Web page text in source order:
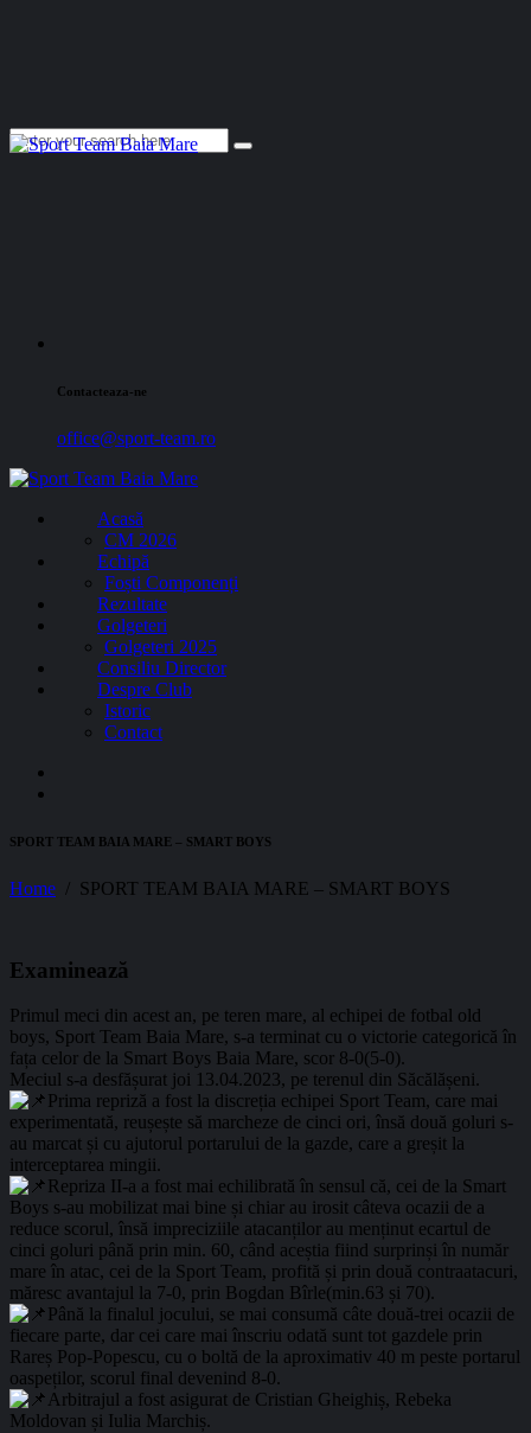
Contacteaza-ne
office@sport-team.ro
Acasă
CM 2026
Echipă
Foști Componenți
Rezultate
Golgeteri
Golgeteri 2025
Consiliu Director
Despre Club
Istoric
Contact
SPORT TEAM BAIA MARE – SMART BOYS
Home SPORT TEAM BAIA MARE – SMART BOYS
Examinează
Primul meci din acest an, pe teren mare, al echipei de fotbal old
boys, Sport Team Baia Mare, s-a terminat cu o victorie categorică în
fața celor de la Smart Boys Baia Mare, scor 8-0(5-0).
Meciul s-a desfășurat joi 13.04.2023, pe terenul din Săcălășeni.
Prima repriză a fost la discreția echipei Sport Team, care mai
experimentată, reușește să marcheze de cinci ori, însă două goluri s-
au marcat și cu ajutorul portarului de la gazde, care a greșit la
interceptarea mingii.
Repriza II-a a fost mai echilibrată în sensul că, cei de la Smart
Boys s-au mobilizat mai bine și chiar au irosit câteva ocazii de a
reduce scorul, însă impreciziile atacanților au menținut ecartul de
cinci goluri până prin min. 60, când aceștia fiind surprinși în număr
mare în atac, cei de la Sport Team, profită și prin două contraatacuri,
măresc avantajul la 7-0, prin Bogdan Bîrle(min.63 și 70).
Până la finalul jocului, se mai consumă câte două-trei ocazii de
fiecare parte, dar cei care mai înscriu odată sunt tot gazdele prin
Rareș Pop-Popescu, cu o boltă de la aproximativ 40 m peste portarul
oaspeților, scorul final devenind 8-0.
Arbitrajul a fost asigurat de Cristian Gheighiș, Rebeka
Moldovan și Iulia Marchiș.